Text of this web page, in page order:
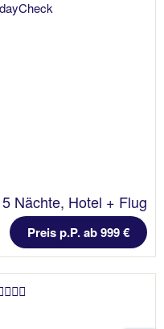
5 Nächte, Hotel + Flug
Preis p.P. ab 999 €